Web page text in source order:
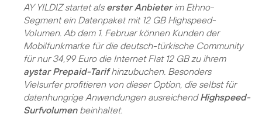
AY YILDIZ startet als erster Anbieterim Ethno-
Segment ein Datenpaket mit 12 GB Highspeed-
Volumen. Ab dem 1. Februar können Kunden der
Mobilfunkmarke für die deutsch-türkische Community
für nur 34,99 Euro die Internet Flat 12 GB zu ihrem
aystar Prepaid-Tarifhinzubuchen. Besonders
Vielsurfer profitieren von dieser Option, die selbst für
datenhungrige Anwendungen ausreichendHighspeed-
Surfvolumenbeinhaltet.